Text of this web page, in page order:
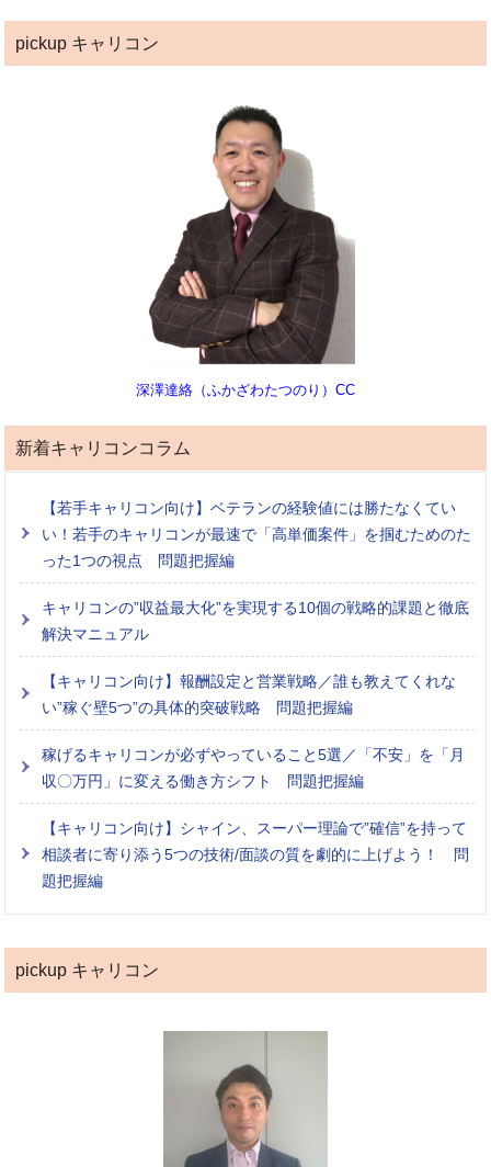
pickup キャリコン
深澤達絡（ふかざわたつのり）CC
新着キャリコンコラム
【若手キャリコン向け】ベテランの経験値には勝たなくてい
い！若手のキャリコンが最速で「高単価案件」を掴むためのた
った1つの視点 問題把握編
キャリコンの”収益最大化”を実現する10個の戦略的課題と徹底
解決マニュアル
【キャリコン向け】報酬設定と営業戦略／誰も教えてくれな
い”稼ぐ壁5つ”の具体的突破戦略 問題把握編
稼げるキャリコンが必ずやっていること5選／「不安」を「月
収〇万円」に変える働き方シフト 問題把握編
【キャリコン向け】シャイン、スーパー理論で”確信”を持って
相談者に寄り添う5つの技術/面談の質を劇的に上げよう！ 問
題把握編
pickup キャリコン